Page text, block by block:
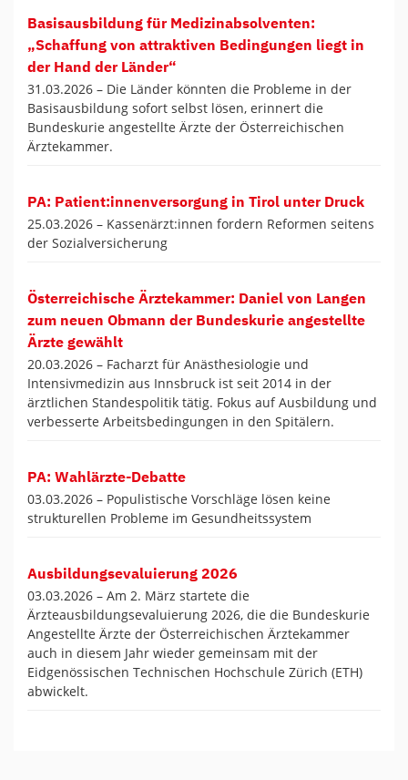
Basisausbildung für Medizinabsolventen:
„Schaffung von attraktiven Bedingungen liegt in
der Hand der Länder“
31.03.2026 – Die Länder könnten die Probleme in der
Basisausbildung sofort selbst lösen, erinnert die
Bundeskurie angestellte Ärzte der Österreichischen
Ärztekammer.
PA: Patient:innenversorgung in Tirol unter Druck
25.03.2026 – Kassenärzt:innen fordern Reformen seitens
der Sozialversicherung
Österreichische Ärztekammer: Daniel von Langen
zum neuen Obmann der Bundeskurie angestellte
Ärzte gewählt
20.03.2026 – Facharzt für Anästhesiologie und
Intensivmedizin aus Innsbruck ist seit 2014 in der
ärztlichen Standespolitik tätig. Fokus auf Ausbildung und
verbesserte Arbeitsbedingungen in den Spitälern.
PA: Wahlärzte-Debatte
03.03.2026 – Populistische Vorschläge lösen keine
strukturellen Probleme im Gesundheitssystem
Ausbildungsevaluierung 2026
03.03.2026 – Am 2. März startete die
Ärzteausbildungsevaluierung 2026, die die Bundeskurie
Angestellte Ärzte der Österreichischen Ärztekammer
auch in diesem Jahr wieder gemeinsam mit der
Eidgenössischen Technischen Hochschule Zürich (ETH)
abwickelt.